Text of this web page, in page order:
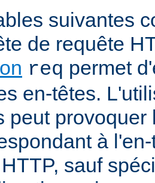
suivantes
de requête
req permet
en-têtes.
peut provoquer
à
sauf